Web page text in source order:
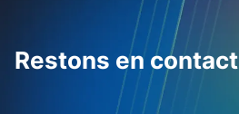
Restons en contact